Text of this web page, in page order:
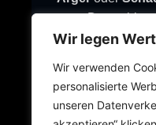
Wir legen
Wir verwenden
personalisierte
unseren
ganz
KONTAKT
Roland
DEIN